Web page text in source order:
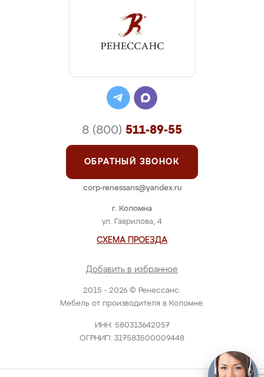
2015 - 2026 © Ренессанс.
Мебель от производителя в Коломне.
ИНН: 580313642057
ОГРНИП: 317583500009448
г. Коломна
ул. Гаврилова, 4
СХЕМА ПРОЕЗДА
Добавить в избранное
8 (800) 511-89-55
ОБРАТНЫЙ ЗВОНОК
corp-renessans@yandex.ru